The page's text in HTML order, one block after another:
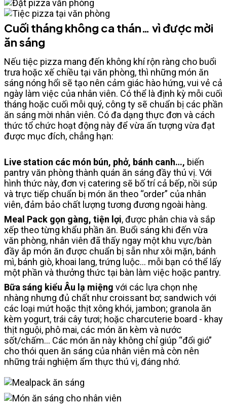
Cuối tháng không ca thán… vì được mời
ăn sáng
Nếu tiệc pizza mang đến không khí rộn ràng cho buổi
trưa hoặc xế chiều tại văn phòng, thì những món ăn
sáng nóng hổi sẽ tạo nên cảm giác hào hứng, vui vẻ cả
ngày làm việc của nhân viên. Có thể là định kỳ mỗi cuối
tháng hoặc cuối mỗi quý, công ty sẽ chuẩn bị các phần
ăn sáng mời nhân viên. Có đa dạng thực đơn và cách
thức tổ chức hoạt động này để vừa ấn tượng vừa đạt
được mục đích, chẳng hạn:
Live station các món bún, phở, bánh canh…, biến
pantry văn phòng thành quán ăn sáng đầy thú vị. Với
hình thức này, đơn vị catering sẽ bố trí cả bếp, nồi súp
và trực tiếp chuẩn bị món ăn theo “order” của nhân
viên, đảm bảo chất lượng tương đương ngoài hàng.
Meal Pack gọn gàng, tiện lợi, được phân chia và sắp
xếp theo từng khẩu phần ăn. Buổi sáng khi đến vừa
văn phòng, nhân viên đã thấy ngay một khu vực/bàn
đầy ắp món ăn được chuẩn bị sẵn như xôi mặn, bánh
mì, bánh giò, khoai lang, trứng luộc… mỗi bạn có thể lấy
một phần và thưởng thức tại bàn làm việc hoặc pantry.
Bữa sáng kiểu Âu lạ miệng với các lựa chọn nhẹ
nhàng nhưng đủ chất như croissant bơ; sandwich với
các loại mứt hoặc thịt xông khói, jambon; granola ăn
kèm yogurt, trái cây tươi; hoặc charcuterie board - khay
thịt nguội, phô mai, các món ăn kèm và nước
sốt/chấm… Các món ăn này không chỉ giúp “đổi gió”
cho thói quen ăn sáng của nhân viên mà còn nên
những trải nghiệm ẩm thực thú vị, đáng nhớ.